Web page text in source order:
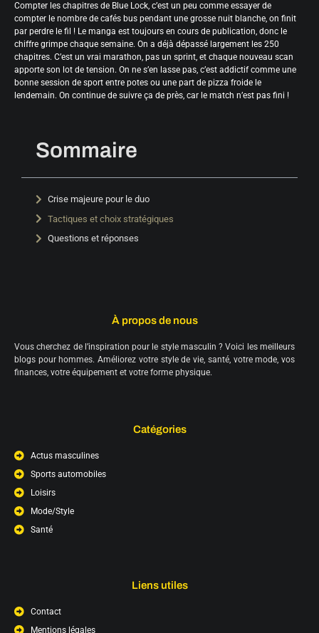
Compter les chapitres de Blue Lock, c’est un peu comme essayer de
compter le nombre de cafés bus pendant une grosse nuit blanche, on finit
par perdre le fil ! Le manga est toujours en cours de publication, donc le
chiffre grimpe chaque semaine. On a déjà dépassé largement les 250
chapitres. C’est un vrai marathon, pas un sprint, et chaque nouveau scan
apporte son lot de tension. On ne s’en lasse pas, c’est addictif comme une
bonne session de sport entre potes ou une part de pizza froide le
lendemain. On continue de suivre ça de près, car le match n’est pas fini !
Sommaire
Crise majeure pour le duo
Tactiques et choix stratégiques
Questions et réponses
À propos de nous
Vous cherchez de l’inspiration pour le style masculin ? Voici les meilleurs
blogs pour hommes. Améliorez votre style de vie, santé, votre mode, vos
finances, votre équipement et votre forme physique.
Catégories
Actus masculines
Sports automobiles
Loisirs
Mode/Style
Santé
Liens utiles
Contact
Mentions légales